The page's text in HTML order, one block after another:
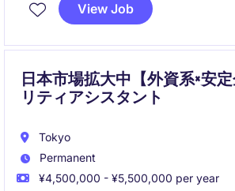
総務・秘書・IT・人事サポートなど
View Job
日本市場拡大中【外資系×安
リティアシスタント
Tokyo
Permanent
¥4,500,000 - ¥5,500,000 per year